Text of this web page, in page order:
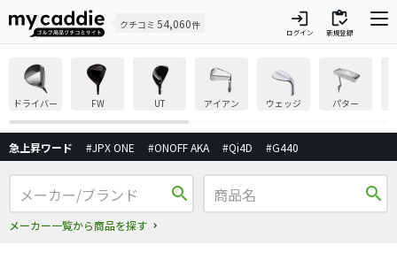
クチコミ 54,060件 login
ログイン
inventory
新規登録
ドライバー FW UT アイアン ウェッジ パター
急上昇ワード #JPX ONE #ONOFF AKA #Qi4D #G440
search
メーカー一覧から商品を探す
search